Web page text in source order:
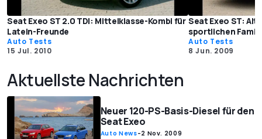
Seat Exeo ST 2.0 TDI: Mittelklasse-Kombi für
Latein-Freunde
Auto Tests
15 Jul. 2010
Seat Exeo ST:
sportlichen
Auto Tests
8 Jun. 2009
Aktuellste Nachrichten
Neuer 120-PS-Basis-Diesel für den
Seat Exeo
Auto News-2 Nov. 2009